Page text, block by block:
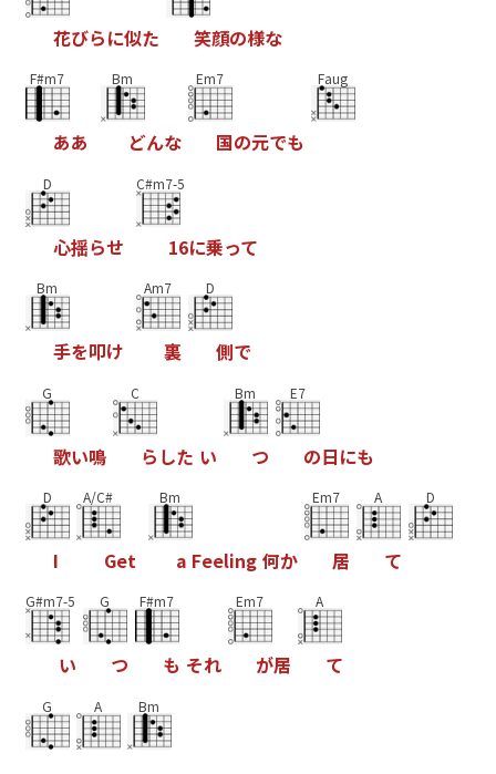
花びらに似た 笑顔の様な
F#m7
ああ
Bm
どんな
Em7
国の元でも
Faug
D
心揺らせ
C#m7-5
16に乗って
Bm
手を叩け
Am7
裏
D
側で
G
歌い鳴
C
ら した い
Bm
つ
E7
の日にも
D
I
A/C#
Get
Bm
a Feeling 何か
Em7
居
A
て
D
G#m7-5
い
G
つ
F#m7
も それ
Em7
が居
A
て
G A Bm